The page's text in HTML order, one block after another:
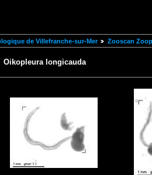
de Villefranche-sur-Mer Zooscan
Oikopleura longicauda